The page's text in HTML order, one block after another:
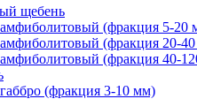
щебень
(фракция 5-20
(фракция 20-
(фракция 40-
(фракция 3-10 мм)